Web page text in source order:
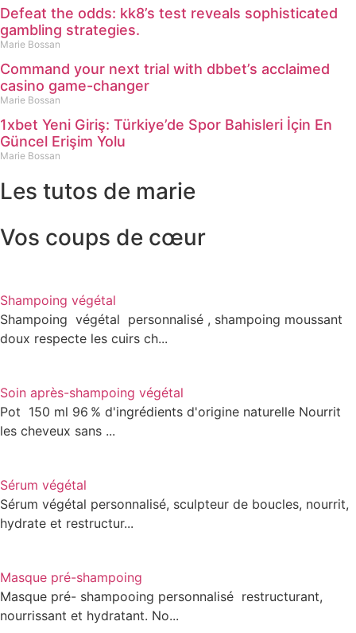
Defeat the odds: kk8’s test reveals sophisticated
gambling strategies.
Marie Bossan
Command your next trial with dbbet’s acclaimed
casino game-changer
Marie Bossan
1xbet Yeni Giriş: Türkiye’de Spor Bahisleri İçin En
Güncel Erişim Yolu
Marie Bossan
Les tutos de marie
Vos coups de cœur
Shampoing végétal
Shampoing végétal personnalisé , shampoing moussant
doux respecte les cuirs ch...
Soin après-shampoing végétal
Pot 150 ml 96 % d'ingrédients d'origine naturelle Nourrit
les cheveux sans ...
Sérum végétal
Sérum végétal personnalisé, sculpteur de boucles, nourrit,
hydrate et restructur...
Masque pré-shampoing
Masque pré- shampooing personnalisé restructurant,
nourrissant et hydratant. No...